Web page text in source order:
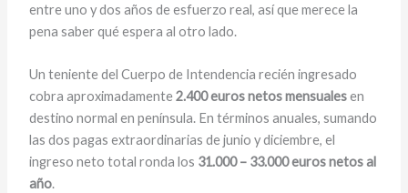
entre uno y dos años de esfuerzo real, así que merece la
pena saber qué espera al otro lado.
Un teniente del Cuerpo de Intendencia recién ingresado
cobra aproximadamente2.400 euros netos mensualesen
destino normal en península. En términos anuales, sumando
las dos pagas extraordinarias de junio y diciembre, el
ingreso neto total ronda los 31.000 – 33.000 euros netos al
año.